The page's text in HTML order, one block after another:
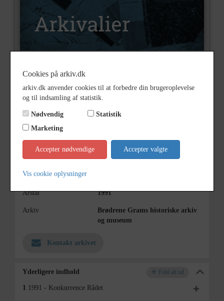
Nummer
Arkivskaber Gram
Beskrivelse
Bemærkning
Årstal 1991
Arkiv
Brødrene Grams historiske arkiv
og museum
Kontakt arkivet
Yderligere indhold Fold alt ud
1 1991 - Konkurrence Rådet
Cookies på arkiv.dk
arkiv.dk anvender cookies til at forbedre din brugeroplevelse
og til indsamling af statistik.
Nødvendig
Statistik
Marketing
Accepter nødvendige Accepter valgte
Vis cookie oplysninger